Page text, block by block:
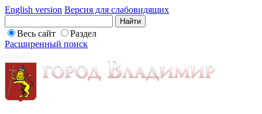
English version Версия для слабовидящих
Весь сайт
Раздел
Расширенный поиск